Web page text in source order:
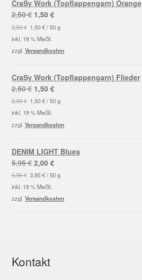
CraSy Work (Topflappengarn) Orange
2,50€ Ursprünglicher
Preis
war:
2,50 €
1,50 €Aktueller
Preis
1,50 €.
2,50€ 1,50€/50 g
inkl. 19 % MwSt.
zzgl. Versandkosten
CraSy Work (Topflappengarn) Flieder
2,50€ Ursprünglicher
Preis
war:
2,50 €
1,50 €Aktueller
Preis
1,50 €.
2,50€ 1,50€/50 g
inkl. 19 % MwSt.
zzgl. Versandkosten
DENIM LIGHT Blues
5,95€ Ursprünglicher
Preis
war:
5,95 €
2,00 €Aktueller
Preis
2,00 €.
5,95€ 3,95€/50 g
inkl. 19 % MwSt.
zzgl. Versandkosten
Kontakt